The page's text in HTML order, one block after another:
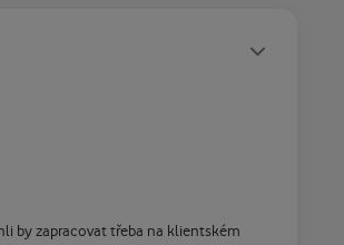
by zapracovat třeba na klientském